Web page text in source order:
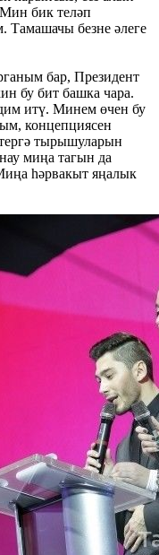
бик теләп
Тамашачы безне әлеге
бар, Президент
бу бит башка чара.
итү. Минем өчен бу
концепциясен
тырышуларын
миңа тагын да
һәрвакыт яңалык